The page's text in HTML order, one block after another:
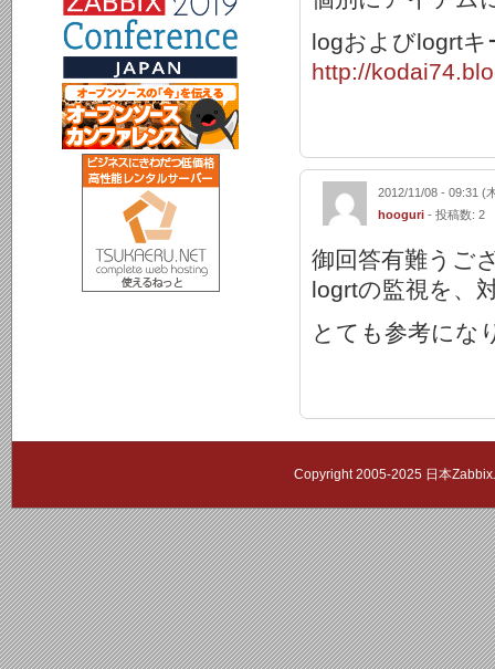
logおよびlogrt
http://
2012/11/08 - 09:31 (
hooguri - 投稿数: 2
御回答有難うご
logrtの監視を、
とても参考にな
Copyright 2005-2025 日本